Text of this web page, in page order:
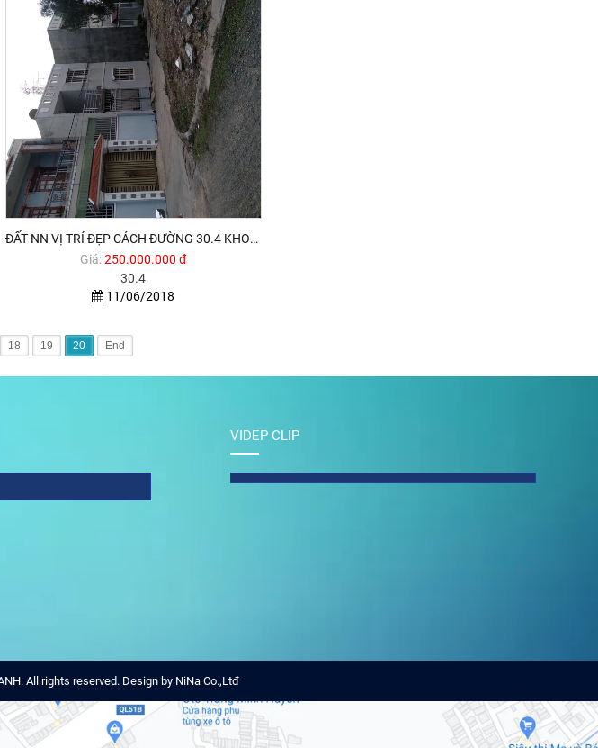
ĐẤT NN VỊ TRÍ ĐẸP CÁCH ĐƯỜNG 30.4 KHOẢNG 150M . P12 TP VŨNG TÀU
Giá:250.000.000 đ
30.4
11/06/2018
18 19 20 End
VIDEP CLIP
All rights reserved. Design by NiNa Co.,Ltđ